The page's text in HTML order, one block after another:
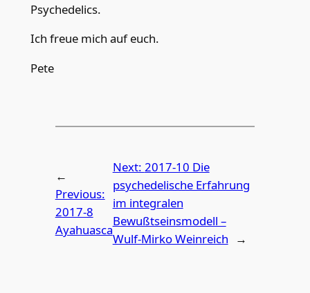
Psychedelics.
Ich freue mich auf euch.
Pete
←
Previous:
2017-8
Ayahuasca
Next: 2017-10 Die
psychedelische Erfahrung
im integralen
Bewußtseinsmodell –
Wulf-Mirko Weinreich
→